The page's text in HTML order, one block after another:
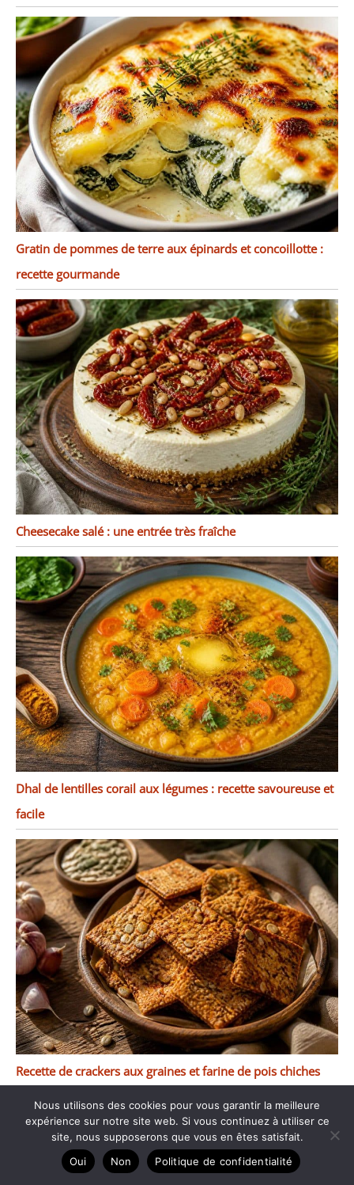
Gratin de pommes de terre aux épinards et concoillotte :
recette gourmande
Cheesecake salé : une entrée très fraîche
Dhal de lentilles corail aux légumes : recette savoureuse et
facile
Recette de crackers aux graines et farine de pois chiches
Nous utilisons des cookies pour vous garantir la meilleure
expérience sur notre site web. Si vous continuez à utiliser ce
site, nous supposerons que vous en êtes satisfait.
Oui
Non Politique de confidentialité